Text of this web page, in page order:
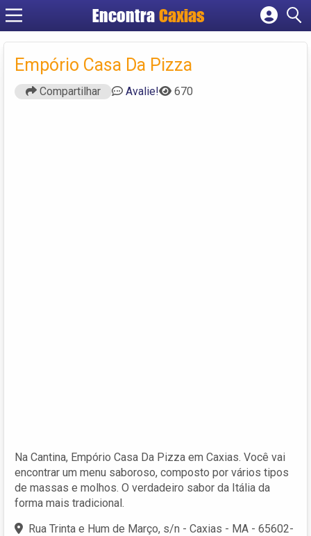
EncontraCaxias
Cadastrar empresa
Criar conta
Empório Casa Da Pizza
Compartilhar Avalie! 670
Na Cantina, Empório Casa Da Pizza em Caxias. Você vai
encontrar um menu saboroso, composto por vários tipos
de massas e molhos. O verdadeiro sabor da Itália da
forma mais tradicional.
Rua Trinta e Hum de Março, s/n - Caxias - MA - 65602-